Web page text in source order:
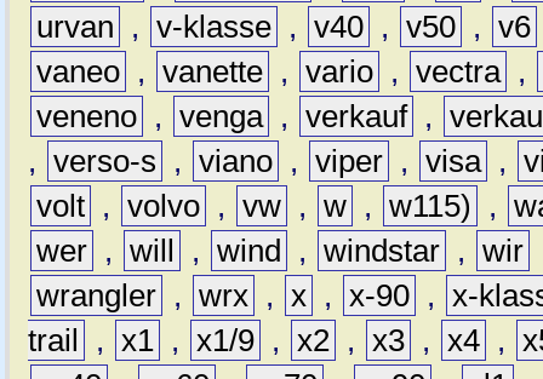
urvan
, v-klasse , v40 , v50 , v6
vaneo , vanette , vario , vectra ,
veneno , venga , verkauf ,
, verso-s , viano , viper , visa ,
volt , volvo , vw , w , w115) ,
wer , will , wind , windstar , wir
wrangler , wrx , x , x-90 , x-
trail
, x1 , x1/9 , x2 , x3 , x4 ,